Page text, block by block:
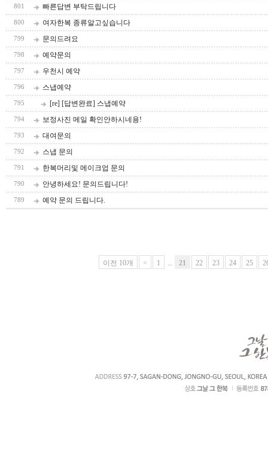
801 빠른답변 부탁드립니다
800 여자한복 종류알고싶습니다
799 문의드려요
798 예약문의
797 우천시 예약
796 스냅예약
795 [re] [답변완료] 스냅예약
794 보정사진 메일 확인안하시네용!
793 대여문의
792 스냅 문의
791 한복머리및 메이크업 문의
790 안녕하세요! 문의드립니다!
789 예약 문의 드립니다.
이전 10개 < 1 ... 21 22 23 24 25